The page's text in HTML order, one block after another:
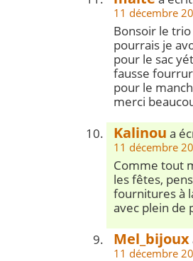
11 décembre
Bonsoir le trio
pourrais je
pour le sac
fausse
pour le
merci
Kalinou a
11 décembre
Comme tout
les fêtes,
fournitures à
avec plein de
Mel_bijoux
11 décembre